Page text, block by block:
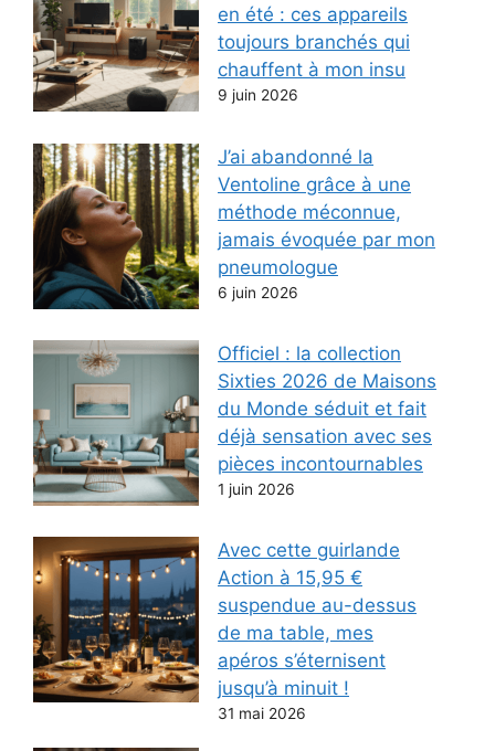
en été : ces appareils
toujours branchés qui
chauffent à mon insu
9 juin 2026
J’ai abandonné la
Ventoline grâce à une
méthode méconnue,
jamais évoquée par mon
pneumologue
6 juin 2026
Officiel : la collection
Sixties 2026 de Maisons
du Monde séduit et fait
déjà sensation avec ses
pièces incontournables
1 juin 2026
Avec cette guirlande
Action à 15,95 €
suspendue au-dessus
de ma table, mes
apéros s’éternisent
jusqu’à minuit !
31 mai 2026